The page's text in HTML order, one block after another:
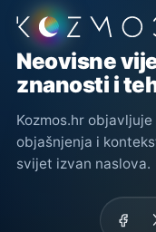
Podnožje
Neovisne
znanosti i
Kozmos.hr
objašnjenja i
svijet izvan naslova.